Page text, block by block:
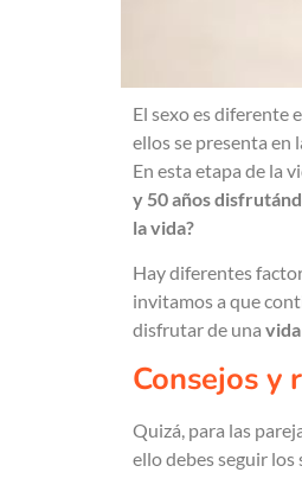
El sexo es diferente
ellos se presenta en
En esta etapa de la
y 50 años
la vida?
Hay diferentes
invitamos a que
disfrutar de una
Consejos y
Quizá, para las
ello debes seguir